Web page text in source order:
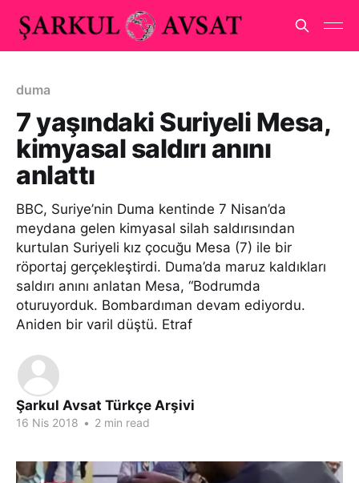
duma
7 yaşındaki Suriyeli Mesa,
kimyasal saldırı anını
anlattı
BBC, Suriye’nin Duma kentinde 7 Nisan’da
meydana gelen kimyasal silah saldırısından
kurtulan Suriyeli kız çocuğu Mesa (7) ile bir
röportaj gerçekleştirdi. Duma’da maruz kaldıkları
saldırı anını anlatan Mesa, “Bodrumda
oturuyorduk. Bombardıman devam ediyordu.
Aniden bir varil düştü. Etraf
Şarkul Avsat Türkçe Arşivi
16 Nis 2018 • 2 min read